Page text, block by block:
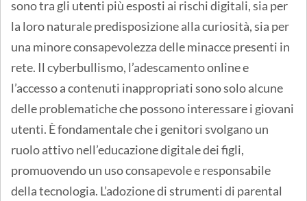
sono tra gli utenti più esposti ai rischi digitali, sia per
la loro naturale predisposizione alla curiosità, sia per
una minore consapevolezza delle minacce presenti in
rete. Il cyberbullismo, l’adescamento online e
l’accesso a contenuti inappropriati sono solo alcune
delle problematiche che possono interessare i giovani
utenti. È fondamentale che i genitori svolgano un
ruolo attivo nell’educazione digitale dei figli,
promuovendo un uso consapevole e responsabile
della tecnologia. L’adozione di strumenti di parental